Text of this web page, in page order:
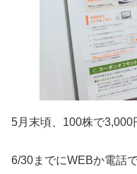
5月末頃、100株で3,000
6/30までにWEBか電話